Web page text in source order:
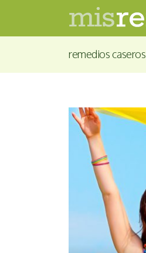
remedios caseros